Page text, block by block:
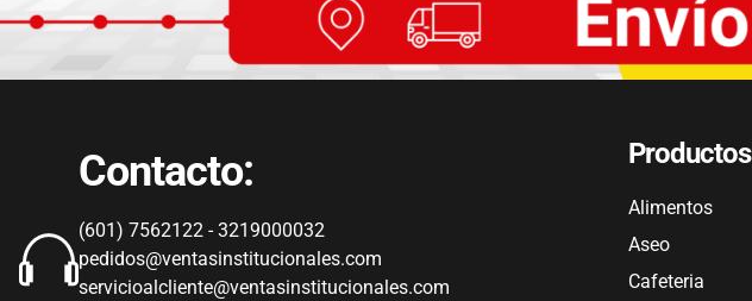
Contacto:
(601) 7562122 - 3219000032
pedidos@ventasinstitucionales.com
servicioalcliente@ventasinstitucionales.com
Productos
Alimentos
Aseo
Cafeteria